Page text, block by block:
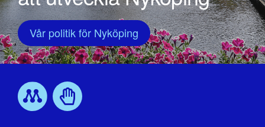
Vår politik för Nyköping